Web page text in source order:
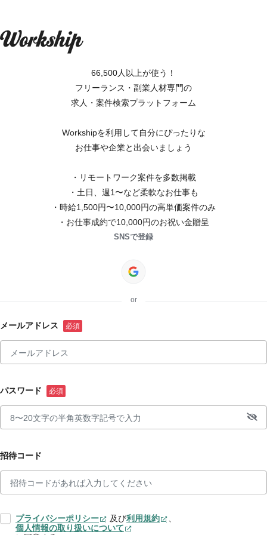
66,500人以上が使う！
フリーランス・副業人材専門の
求人・案件検索プラットフォーム
Workshipを利用して自分にぴったりな
お仕事や企業と出会いましょう
・リモートワーク案件を多数掲載
・土日、週1〜など柔軟なお仕事も
・時給1,500円〜10,000円の高単価案件のみ
・お仕事成約で10,000円のお祝い金贈呈
SNSで登録
or
メールアドレス
パスワード
招待コード
プライバシーポリシー 及び利用規約
、
個人情報の取り扱いについて